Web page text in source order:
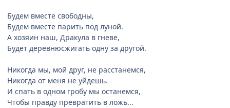
Будем вместе свободны,
Будем вместе парить под луной.
А хозяин наш, Дракула в гневе,
Будет деревнюсжигать одну за другой.
Никогда мы, мой друг, не расстанемся,
Никогда от меня не уйдешь.
И спать в одном гробу мы останемся,
Чтобы правду превратить в ложь...